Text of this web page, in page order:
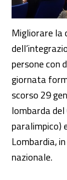
Migliorare la
persone con
giornata
scorso 29
lombarda
paralimpico)
Lombardia,
nazionale.